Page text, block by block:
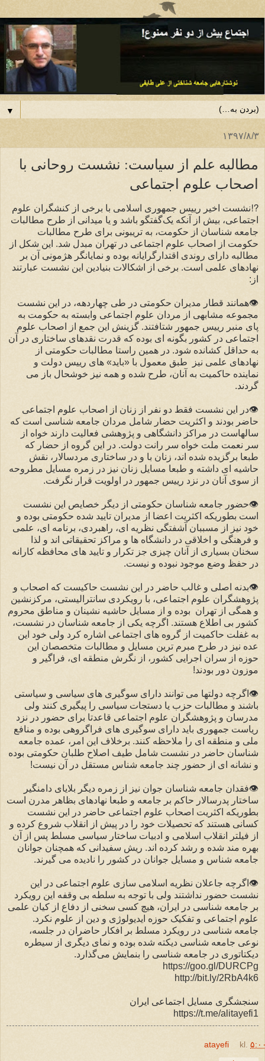
▼
۱۳۹۷/۸/۳
مطالبه علم از سیاست: نشست روحانی با
اصحاب علوم اجتماعی
⁧⁉️نشست اخیر رییس جمهوری اسلامی با برخی از کنشگران علوم
اجتماعی، بیش از آنکه یک‌گفتگو باشد و یا میدانی از طرح مطالبات
جامعه شناسان از حکومت، به تریبونی برای طرح مطالبات
حکومت از اصحاب علوم اجتماعی در تهران مبدل شد. این شکل از
مطالبه دارای ⁩روندی اقتدارگرایانه بوده و نمایانگر هژمونی آن بر
نهادهای علمی است. برخی از اشکالات بنیادین این نشست عبارتند
از:
👁همانند قطار مدیران حکومتی در طی چهاردهه، در این نشست
مجموعه مشابهی از مردان علوم اجتماعی وابسته به حکومت به
پای منبر رییس جمهور شتافتند. گزینش این جمع از اصحاب علوم
اجتماعی در کشور بگونه ای بوده که قدرت نقدهای ساختاری در آن
به حداقل کشانده شود. در همین راستا مطالبات حکومتی از
نهادهای علمی نیز طبق معمول با «باید» های رییس دولت و
نماینده حاکمیت به آنان، طرح شده و همه نیز خوشحال باز می
گردند.
👁در این نشست فقط دو نفر از زنان از اصحاب علوم اجتماعی
حاضر بودند و اکثریت حضار شامل مردان جامعه شناسی است که
سالهاست در مراکز دانشگاهی و پژوهشی فعالیت دارند خواه از
سر نعمت ملت خواه سر رانت دولت. در این گروه از حضار که
طبعا برگزیده شده اند، زنان با و در ساختاری مردسالار، نقش
حاشیه ای داشته و طبعا مسایل زنان نیز در زمره مسایل مطروحه
از سوی آنان در نزد رییس جمهور در اولویت قرار نگرفت.
👁حضور جامعه شناسان حکومتی از دیگر‌ خصایص این نشست
است بطوریکه اکثریت اعضا از مدیران تایید شده حکومتی بوده و
خود نیز از مسببان آشفتگی نظریه ای، راهبردی، برنامه ای، علمی
و فرهنگی و اخلاقی در دانشگاه ها و مراکز تحقیقاتی اند و لذا
سخنان بسیاری از آنان چیزی جز تکرار و تایید های محافظه کارانه
در حفظ وضع موجود نبوده و نیست.
👁بدنه اصلی و غالب حاضر در این نشست حاکیست که اصحاب و‌
پژوهشگران علوم اجتماعی، با رویکردی سانترالیستی، مرکزنشین
و همگی از تهران بوده و از مسایل حاشیه نشینان و مناطق محروم
کشور بی اطلاع هستند. اگرچه یکی از جامعه شناسان در نشست،
به غفلت حاکمیت از گروه های اجتماعی اشاره کرد ولی خود این
عده نیز در طرح مبرم ترین مسایل و مطالبات متخصصان این
حوزه از سران اجرایی کشور، از نگرش منطقه ای، فراگیر و
موزون دور بودند!
👁اگرچه دولتها می توانند دارای سوگیری های سیاسی و سیاستی
باشند و‌ مطالبات حزب یا دستجات سیاسی را پیگیری کنند ولی
مدرسان و پژوهشگران علوم اجتماعی قاعدتا برای حضور در نزد
ریاست جمهوری باید دارای سوگیری های فراگروهی بوده و منافع
ملی و منطقه ای را ملاحظه کنند. برخلاف این امر، عمده جامعه
شناسان حاضر در نشست شامل طیف اصلاح طلبان حکومتی بوده
و نشانه ای از حضور چند جامعه شناس مستقل در آن نیست!
👁فقدان جامعه شناسان جوان نیز از زمره دیگر بلایای دامنگیر
ساختار پدرسالار حاکم بر‌ جامعه و طبعا نهادهای بظاهر مدرن است
بطوریکه اکثریت اصحاب علوم اجتماعی حاضر در این نشست
کسانی هستند که تحصیلات خود را در پیش از انقلاب شروع کرده و
از فیلتر انقلاب اسلامی و ادبیات ساختار سیاسی مسلط پس از آن
بهره مند شده و رشد کرده اند. ریش سفیدانی که همچنان جوانان
جامعه شناس و مسایل جوانان در کشور را نادیده می گیرند.
👁اگرچه جاعلان نظریه اسلامی سازی علوم اجتماعی در این
نشست حضور نداشتند ولی با توجه به سلطه بی وقفه این رویکرد
بر جامعه شناسی در ایران، هیچ کسی سخنی از دفاع از کیان علمی
علوم اجتماعی و تفکیک حوزه ایدیولوژی و دین از علوم نکرد.
جامعه شناسی در رویکرد مسلط بر افکار حاضران در جلسه،
نوعی جامعه شناسی دیکته شده بوده و نمای دیگری از سیطره
دیکتاتوری در جامعه شناسی را بنمایش می‌گذارد.
https://goo.gl/DURCPg
http://bit.ly/2RbA4k6
سنجشگری مسایل اجتماعی ایران
https://t.me/alitayefi1
atayefi kl.